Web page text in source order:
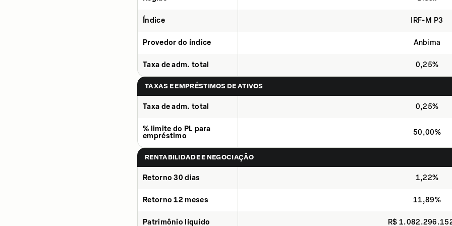
Índice IRF-M P3
Provedor do índice Anbima
Taxa de adm. total 0,25%
TAXAS E EMPRÉSTIMOS DE ATIVOS
Taxa de adm. total 0,25%
% limite do PL para
empréstimo
50,00%
RENTABILIDADE E NEGOCIAÇÃO
Retorno 30 dias 1,22%
Retorno 12 meses 11,89%
Patrimônio líquido R$